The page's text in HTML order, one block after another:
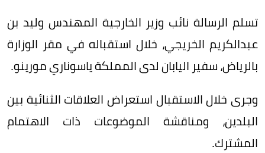
تسلم الرسالة نائب وزير الخارجية المهندس وليد بن
عبدالكريم الخريجي، خلال استقباله في مقر الوزارة
بالرياض، سفير اليابان لدى المملكة ياسوناري مورينو.
وجرى خلال الاستقبال استعراض العلاقات الثنائية بين
البلدين، ومناقشة الموضوعات ذات الاهتمام
المشترك.